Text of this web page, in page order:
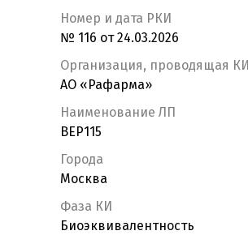
Номер и дата РКИ
№ 116 от 24.03.2026
Организация, проводящая КИ
АО «Рафарма»
Наименование ЛП
BEP115
Города
Москва
Фаза КИ
Биоэквивалентность